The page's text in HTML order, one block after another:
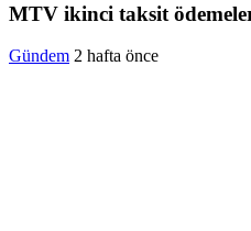
MTV ikinci taksit
Gündem 2 hafta önce